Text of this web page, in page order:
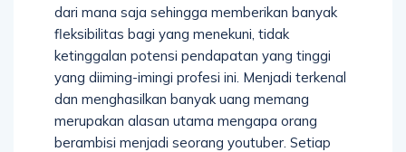
dari mana saja sehingga memberikan banyak
fleksibilitas bagi yang menekuni, tidak
ketinggalan potensi pendapatan yang tinggi
yang diiming-imingi profesi ini. Menjadi terkenal
dan menghasilkan banyak uang memang
merupakan alasan utama mengapa orang
berambisi menjadi seorang youtuber. Setiap